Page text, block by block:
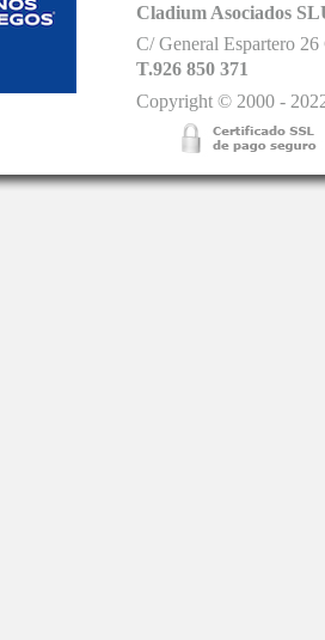
Cladium Asociados
C/ General Espartero
T.926 850 371
Copyright © 2000 -